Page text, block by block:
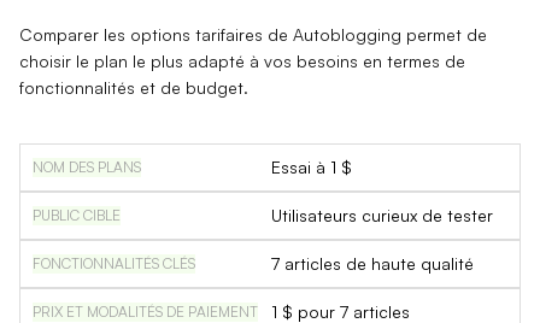
Comparer les options tarifaires de Autoblogging permet de
choisir le plan le plus adapté à vos besoins en termes de
fonctionnalités et de budget.
Essai à 1 $
Utilisateurs curieux de tester
7 articles de haute qualité
1 $ pour 7 articles